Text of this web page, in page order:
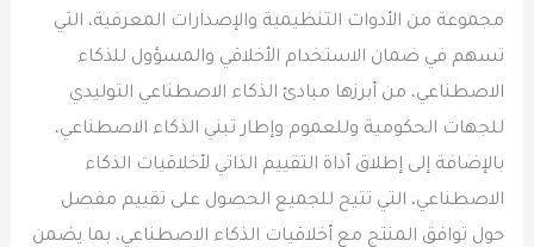
مجموعة من الأدوات التنظيمية والإصدارات المعرفية، التي
تسهم في ضمان الاستخدام الأخلاقي والمسؤول للذكاء
الاصطناعي، من أبرزها مبادئ الذكاء الاصطناعي التوليدي
للجهات الحكومية وللعموم وإطار تبني الذكاء الاصطناعي،
بالإضافة إلى إطلاق أداة التقييم الذاتي لأخلاقيات الذكاء
الاصطناعي، التي تتيح للجميع الحصول على تقييم مفصل
حول توافق المنتج مع أخلاقيات الذكاء الاصطناعي، بما يضمن